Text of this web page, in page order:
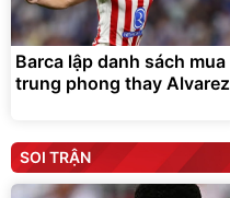
Barca lập danh sách mua
trung phong thay Alvarez
SOI TRẬN